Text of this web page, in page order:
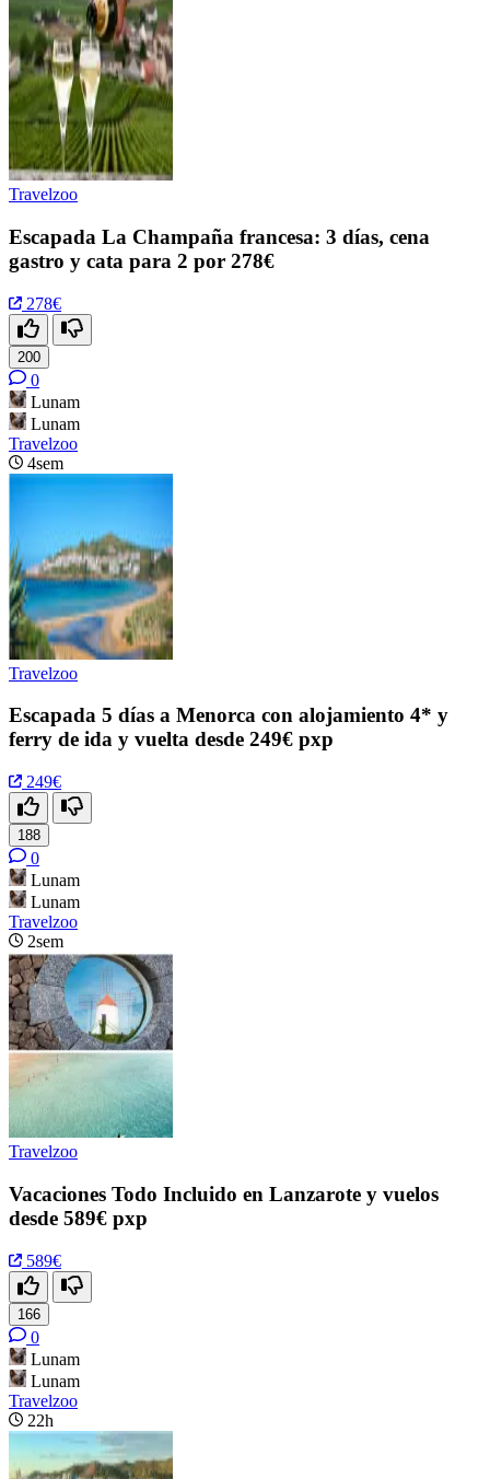
Travelzoo
Escapada La Champaña francesa: 3 días, cena
gastro y cata para 2 por 278€
278€
200
0
Lunam
Lunam
Travelzoo
4sem
Travelzoo
Escapada 5 días a Menorca con alojamiento 4* y
ferry de ida y vuelta desde 249€ pxp
249€
188
0
Lunam
Lunam
Travelzoo
2sem
Travelzoo
Vacaciones Todo Incluido en Lanzarote y vuelos
desde 589€ pxp
589€
166
0
Lunam
Lunam
Travelzoo
22h